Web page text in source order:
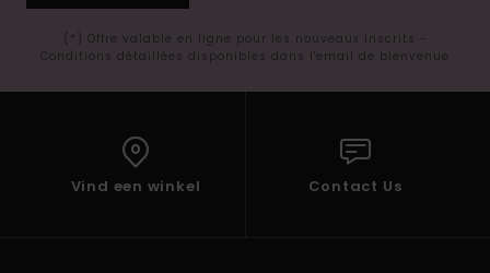
(*) Offre valable en ligne pour les nouveaux inscrits -
Conditions détaillées disponibles dans l'email de bienvenue
Vind een winkel Contact Us